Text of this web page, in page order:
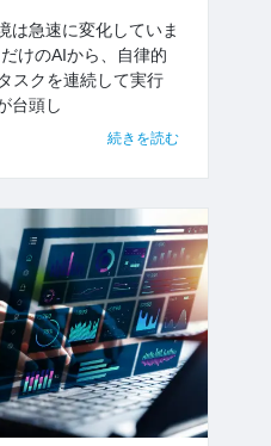
は急速に変化していま
けのAIから、自律的
スクを連続して実行
台頭し
続きを読む